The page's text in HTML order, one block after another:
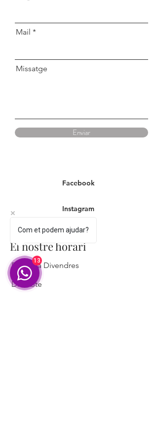
Mail
Missatge
Enviar
Facebook
Instagram
El nostre horari
Dilluns a Divendres
Dissabte
Com et podem ajudar?
13